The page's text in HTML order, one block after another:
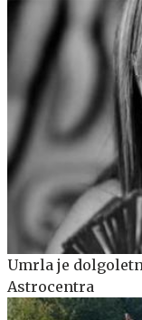
Umrla je
Astrocentra